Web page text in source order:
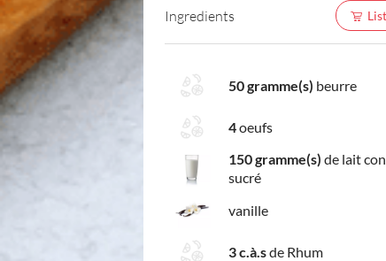
Ingredients
50 gramme(s) beurre
4oeufs
150 gramme(s) de lait
sucré
vanille
3 c.à.sde Rhum